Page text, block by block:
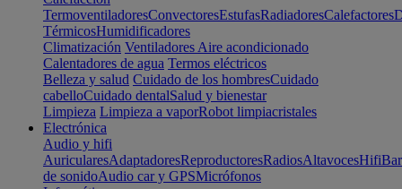
TermoventiladoresConvectoresEstufasRadiadoresCalefactores
TérmicosHumidificadores
Climatización Ventiladores Aire acondicionado
Calentadores de agua Termos eléctricos
Belleza y salud Cuidado de los hombresCuidado
cabelloCuidado dentalSalud y bienestar
Limpieza Limpieza a vaporRobot limpiacristales
Electrónica
Audio y hifi
AuricularesAdaptadoresReproductoresRadiosAltavocesHifi
de sonidoAudio car y GPSMicrófonos